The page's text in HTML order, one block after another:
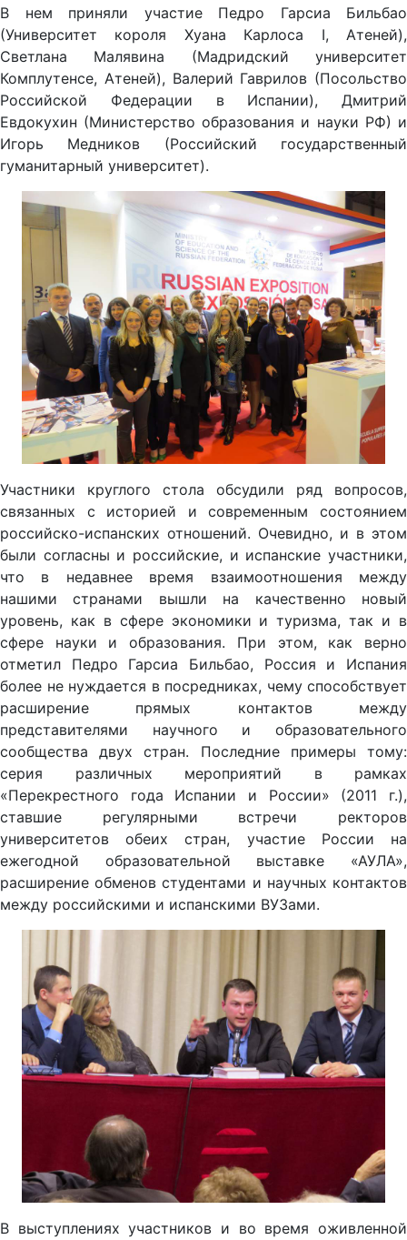
В нем приняли участие Педро Гарсиа Бильбао
(Университет короля Хуана Карлоса I, Атеней),
Светлана Малявина (Мадридский университет
Комплутенсе, Атеней), Валерий Гаврилов (Посольство
Российской Федерации в Испании), Дмитрий
Евдокухин (Министерство образования и науки РФ) и
Игорь Медников (Российский государственный
гуманитарный университет).
Участники круглого стола обсудили ряд вопросов,
связанных с историей и современным состоянием
российско-испанских отношений. Очевидно, и в этом
были согласны и российские, и испанские участники,
что в недавнее время взаимоотношения между
нашими странами вышли на качественно новый
уровень, как в сфере экономики и туризма, так и в
сфере науки и образования. При этом, как верно
отметил Педро Гарсиа Бильбао, Россия и Испания
более не нуждается в посредниках, чему способствует
расширение прямых контактов между
представителями научного и образовательного
сообщества двух стран. Последние примеры тому:
серия различных мероприятий в рамках
«Перекрестного года Испании и России» (2011 г.),
ставшие регулярными встречи ректоров
университетов обеих стран, участие России на
ежегодной образовательной выставке «АУЛА»,
расширение обменов студентами и научных контактов
между российскими и испанскими ВУЗами.
В выступлениях участников и во время оживленной